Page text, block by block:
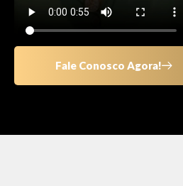
Fale Conosco Agora!